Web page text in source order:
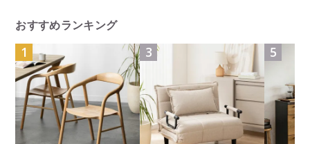
おすすめランキング
1 3 5